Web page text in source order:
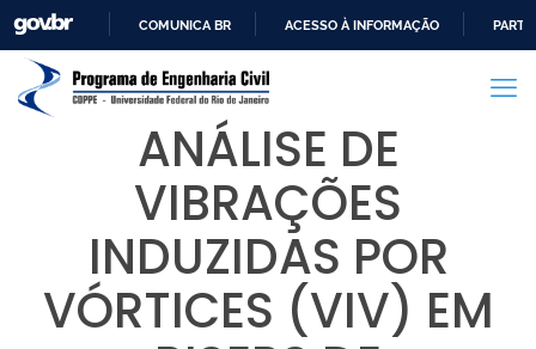
PARA
CONTEÚDO
COMUNICA BR ACESSO À INFORMAÇÃO
ANÁLISE DE
VIBRAÇÕES
INDUZIDAS POR
VÓRTICES (VIV) EM